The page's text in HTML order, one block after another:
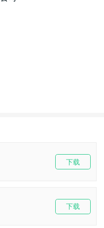
下载
下载